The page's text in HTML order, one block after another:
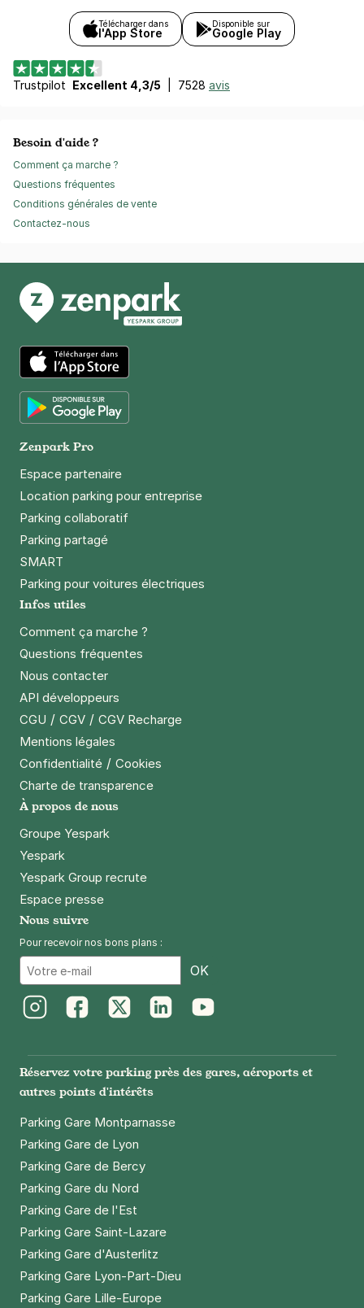
Télécharger dans
l'App Store
Disponible sur
Google Play
Trustpilot Excellent 4,3/5 7528 avis
Besoin d'aide ?
Comment ça marche ?
Questions fréquentes
Conditions générales de vente
Contactez-nous
App Store
Zenpark Pro
Espace partenaire
Location parking pour entreprise
Parking collaboratif
Parking partagé
SMART
Parking pour voitures électriques
Infos utiles
Comment ça marche ?
Questions fréquentes
Nous contacter
API développeurs
CGU / CGV / CGV Recharge
Mentions légales
Confidentialité / Cookies
Charte de transparence
À propos de nous
Groupe Yespark
Yespark
Yespark Group recrute
Espace presse
Nous suivre
Pour recevoir nos bons plans :
OK
Réservez votre parking près des gares, aéroports et
autres points d'intérêts
Parking Gare Montparnasse
Parking Gare de Lyon
Parking Gare de Bercy
Parking Gare du Nord
Parking Gare de l'Est
Parking Gare Saint-Lazare
Parking Gare d'Austerlitz
Parking Gare Lyon-Part-Dieu
Parking Gare Lille-Europe